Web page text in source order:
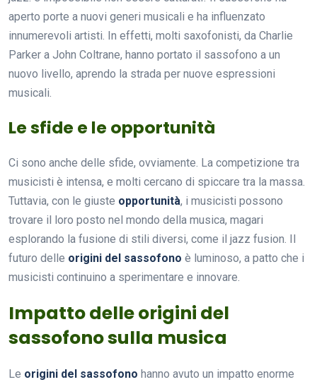
aperto porte a nuovi generi musicali e ha influenzato
innumerevoli artisti. In effetti, molti saxofonisti, da Charlie
Parker a John Coltrane, hanno portato il sassofono a un
nuovo livello, aprendo la strada per nuove espressioni
musicali.
Le sfide e le opportunità
Ci sono anche delle sfide, ovviamente. La competizione tra
musicisti è intensa, e molti cercano di spiccare tra la massa.
Tuttavia, con le giuste opportunità, i musicisti possono
trovare il loro posto nel mondo della musica, magari
esplorando la fusione di stili diversi, come il jazz fusion. Il
futuro delle origini del sassofono è luminoso, a patto che i
musicisti continuino a sperimentare e innovare.
Impatto delle origini del
sassofono sulla musica
Le origini del sassofono hanno avuto un impatto enorme